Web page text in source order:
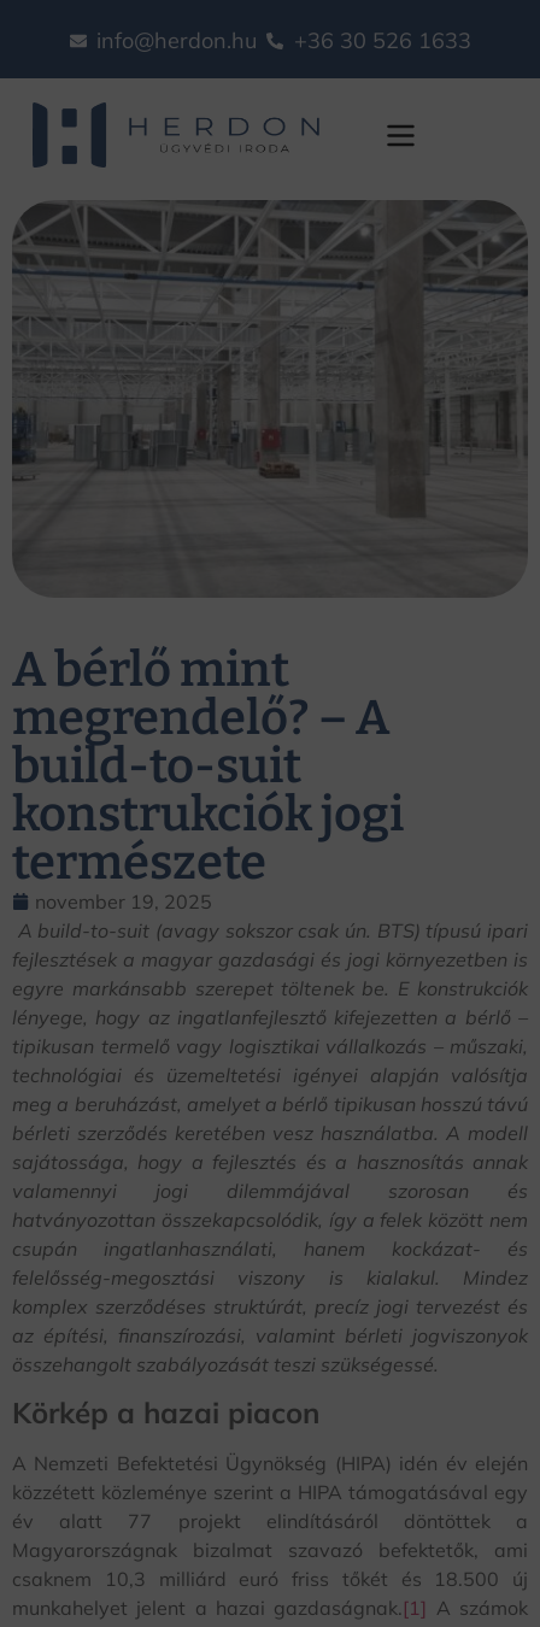
info@herdon.hu +36 30 526 1633
A bérlő mint
megrendelő? – A
build-to-suit
konstrukciók jogi
természete
november 19, 2025
A build-to-suit (avagy sokszor csak ún. BTS) típusú ipari
fejlesztések a magyar gazdasági és jogi környezetben is
egyre markánsabb szerepet töltenek be. E konstrukciók
lényege, hogy az ingatlanfejlesztő kifejezetten a bérlő –
tipikusan termelő vagy logisztikai vállalkozás – műszaki,
technológiai és üzemeltetési igényei alapján valósítja
meg a beruházást, amelyet a bérlő tipikusan hosszú távú
bérleti szerződés keretében vesz használatba. A modell
sajátossága, hogy a fejlesztés és a hasznosítás annak
valamennyi jogi dilemmájával szorosan és
hatványozottan összekapcsolódik, így a felek között nem
csupán ingatlanhasználati, hanem kockázat- és
felelősség-megosztási viszony is kialakul. Mindez
komplex szerződéses struktúrát, precíz jogi tervezést és
az építési, finanszírozási, valamint bérleti jogviszonyok
összehangolt szabályozását teszi szükségessé.
Körkép a hazai piacon
A Nemzeti Befektetési Ügynökség (HIPA) idén év elején
közzétett közleménye szerint a HIPA támogatásával egy
év alatt 77 projekt elindításáról döntöttek a
Magyarországnak bizalmat szavazó befektetők, ami
csaknem 10,3 milliárd euró friss tőkét és 18.500 új
munkahelyet jelent a hazai gazdaságnak.[1] A számok